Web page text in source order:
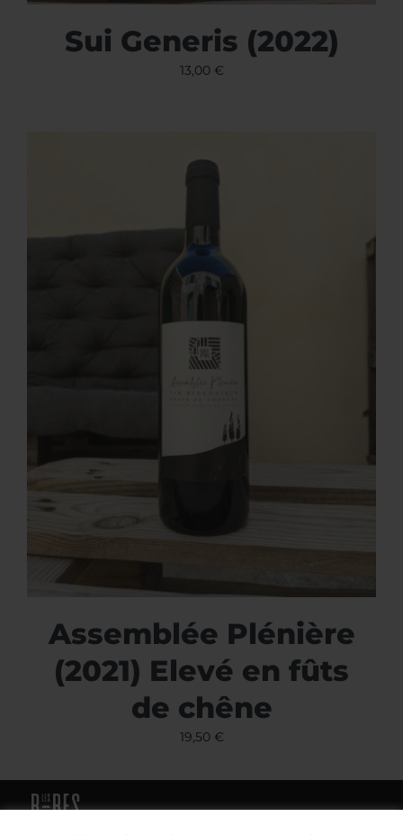
Sui Generis (2022)
13,00 €
Assemblée Plénière
(2021) Elevé en fûts
de chêne
19,50 €